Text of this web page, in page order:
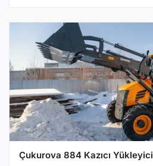
Çukurova 884 Kazıcı Yükleyici